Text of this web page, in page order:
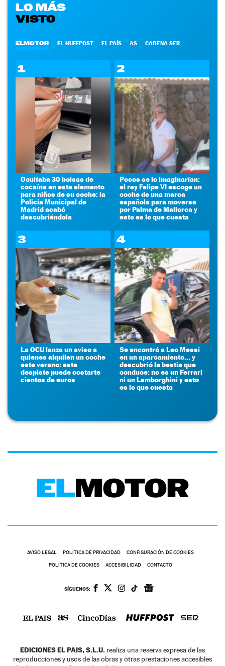
LO MÁS
VISTO
ELMOTOR EL HUFFPOST EL PAÍS AS CADENA SER
1
Ocultaba 30 bolsas de
cocaína en este elemento
para niños de su coche: la
Policía Municipal de
Madrid acabó
descubriéndola
2
Pocos se lo imaginarían:
el rey Felipe VI escoge un
coche de una marca
española para moverse
por Palma de Mallorca y
esto es lo que cuesta
3
La OCU lanza un aviso a
quienes alquilen un coche
este verano: este
despiste puede costarte
cientos de euros
4
Se encontró a Leo Messi
en un aparcamiento... y
descubrió la bestia que
conduce: no es un Ferrari
ni un Lamborghini y esto
es lo que cuesta
AVISO LEGAL POLÍTICA DE PRIVACIDAD CONFIGURACIÓN DE COOKIES
POLÍTICA DE COOKIES ACCESIBILIDAD CONTACTO
SÍGUENOS:
EDICIONES EL PAIS, S.L.U. realiza una reserva expresa de las
reproducciones y usos de las obras y otras prestaciones accesibles